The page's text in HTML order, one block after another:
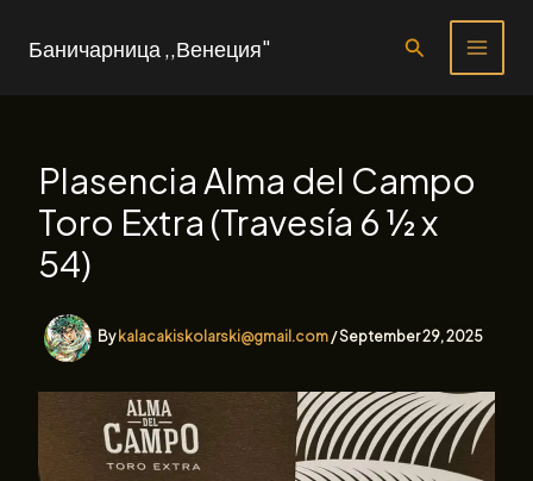
Баничарница ,,Венеция" Search
Plasencia Alma del Campo
Toro Extra (Travesía 6 ½ x
54)
By kalacakiskolarski@gmail.com/September 29, 2025